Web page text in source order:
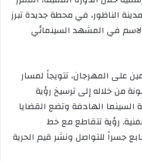
بين 15 و20 نونبر بمدينة الناظور، في محطة جديدة تبرز
في المشهد السينمائي
على المهرجان، تتويجاً لمسار
من خلاله إلى ترسيخ رؤية
السينما الهادفة وتضع القضايا
رؤية تتقاطع مع خط
جسراً للتواصل ونشر قيم الحرية